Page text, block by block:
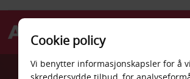
Welcome
Cookie policy
Vi benytter informasjonskapsler for å